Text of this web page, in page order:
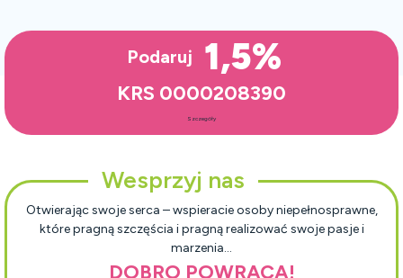
Podaruj 1,5%
KRS 0000208390
Szczegóły
Wesprzyj nas
Otwierając swoje serca – wspieracie osoby niepełnosprawne,
które pragną szczęścia i pragną realizować swoje pasje i
marzenia…
DOBRO POWRACA!